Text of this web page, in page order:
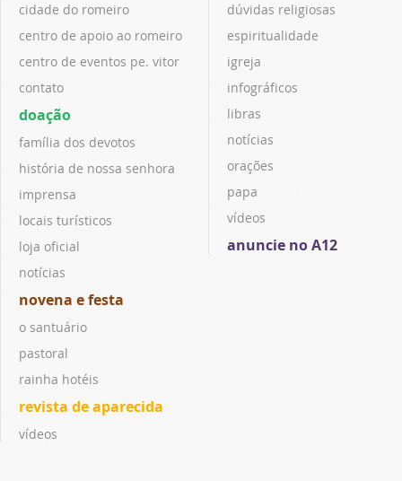
cidade do romeiro
centro de apoio ao romeiro
centro de eventos pe. vitor
contato
doação
família dos devotos
história de nossa senhora
imprensa
locais turísticos
loja oficial
notícias
novena e festa
o santuário
pastoral
rainha hotéis
revista de aparecida
vídeos
dúvidas religiosas
espiritualidade
igreja
infográficos
libras
notícias
orações
papa
vídeos
anuncie no A12